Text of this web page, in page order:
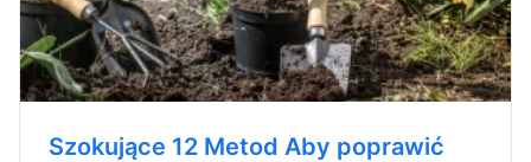
Szokujące 12 Metod Aby poprawić